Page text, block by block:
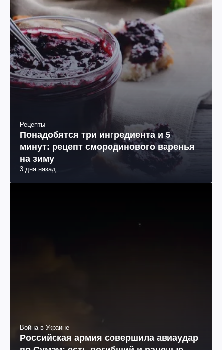
Рецепты
Понадобятся три ингредиента и 5
минут: рецепт смородинового варенья
на зиму
3 дня назад
Война в Украине
Российская армия совершила авиаудар